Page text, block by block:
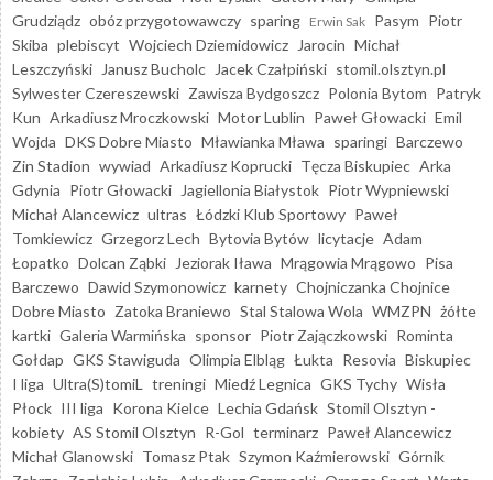
Grudziądz obóz przygotowawczy sparing Erwin Sak Pasym Piotr
Skiba plebiscyt Wojciech Dziemidowicz Jarocin Michał
Leszczyński
Janusz Bucholc Jacek Czałpiński stomil.olsztyn.pl
Sylwester Czereszewski Zawisza Bydgoszcz Polonia Bytom Patryk
Kun Arkadiusz Mroczkowski Motor Lublin Paweł Głowacki Emil
Wojda DKS Dobre Miasto Mławianka Mława sparingi Barczewo
Zin Stadion wywiad Arkadiusz Koprucki Tęcza Biskupiec Arka
Gdynia Piotr Głowacki Jagiellonia Białystok Piotr Wypniewski
Michał Alancewicz ultras Łódzki Klub Sportowy Paweł
Tomkiewicz Grzegorz Lech Bytovia Bytów licytacje Adam
Łopatko Dolcan Ząbki Jeziorak Iława Mrągowia Mrągowo Pisa
Barczewo Dawid Szymonowicz karnety Chojniczanka Chojnice
Dobre Miasto Zatoka Braniewo Stal Stalowa Wola WMZPN żółte
kartki Galeria Warmińska sponsor Piotr Zajączkowski Rominta
Gołdap GKS Stawiguda Olimpia Elbląg Łukta Resovia Biskupiec
I liga Ultra(S)tomiL treningi Miedź Legnica GKS Tychy Wisła
Płock III liga Korona Kielce Lechia Gdańsk Stomil Olsztyn -
kobiety AS Stomil Olsztyn R-Gol terminarz Paweł Alancewicz
Michał Glanowski Tomasz Ptak Szymon Kaźmierowski Górnik